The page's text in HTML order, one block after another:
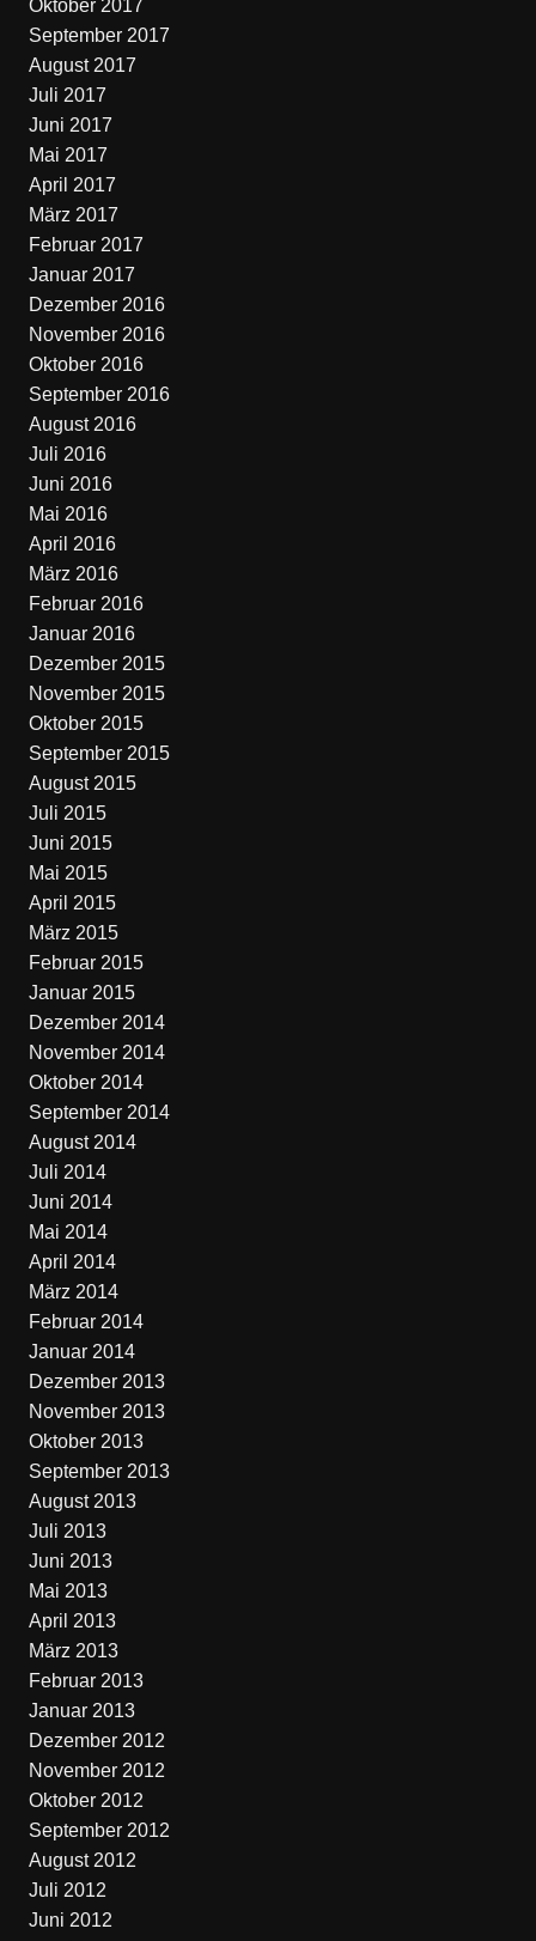
Oktober 2017
September 2017
August 2017
Juli 2017
Juni 2017
Mai 2017
April 2017
März 2017
Februar 2017
Januar 2017
Dezember 2016
November 2016
Oktober 2016
September 2016
August 2016
Juli 2016
Juni 2016
Mai 2016
April 2016
März 2016
Februar 2016
Januar 2016
Dezember 2015
November 2015
Oktober 2015
September 2015
August 2015
Juli 2015
Juni 2015
Mai 2015
April 2015
März 2015
Februar 2015
Januar 2015
Dezember 2014
November 2014
Oktober 2014
September 2014
August 2014
Juli 2014
Juni 2014
Mai 2014
April 2014
März 2014
Februar 2014
Januar 2014
Dezember 2013
November 2013
Oktober 2013
September 2013
August 2013
Juli 2013
Juni 2013
Mai 2013
April 2013
März 2013
Februar 2013
Januar 2013
Dezember 2012
November 2012
Oktober 2012
September 2012
August 2012
Juli 2012
Juni 2012